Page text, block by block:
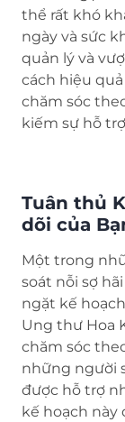
thể rất khó
ngày và sức
quản lý và
cách hiệu
chăm sóc
kiếm sự hỗ
Tuân thủ
dõi của
Một trong
soát nỗi sợ
ngặt kế
Ung thư Hoa
chăm sóc
những người
được hỗ trợ
kế hoạch này